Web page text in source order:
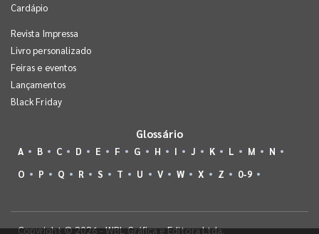
Cardápio
Revista Impressa
Livro personalizado
Feiras e eventos
Lançamentos
Black Friday
Glossário
A B C D E F G H I J K L M
N
O
P Q R S T U V W X Z 0-9
Copyright © 2026 - WBL Gráfica e Editora Ltda.